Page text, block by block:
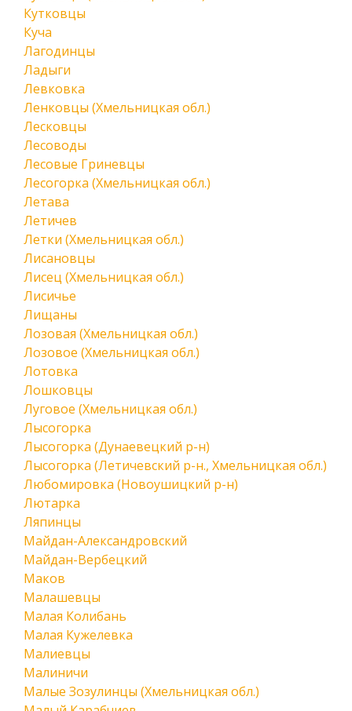
Кутковцы
Куча
Лагодинцы
Ладыги
Левковка
Ленковцы (Хмельницкая обл.)
Лесковцы
Лесоводы
Лесовые Гриневцы
Лесогорка (Хмельницкая обл.)
Летава
Летичев
Летки (Хмельницкая обл.)
Лисановцы
Лисец (Хмельницкая обл.)
Лисичье
Лищаны
Лозовая (Хмельницкая обл.)
Лозовое (Хмельницкая обл.)
Лотовка
Лошковцы
Луговое (Хмельницкая обл.)
Лысогорка
Лысогорка (Дунаевецкий р-н)
Лысогорка (Летичевский р-н., Хмельницкая обл.)
Любомировка (Новоушицкий р-н)
Лютарка
Ляпинцы
Майдан-Александровский
Майдан-Вербецкий
Маков
Малашевцы
Малая Колибань
Малая Кужелевка
Малиевцы
Малиничи
Малые Зозулинцы (Хмельницкая обл.)